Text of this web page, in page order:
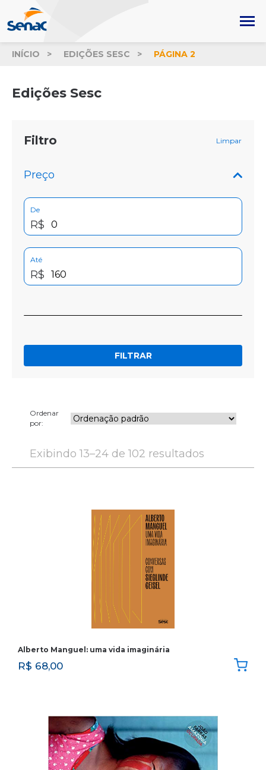
INÍCIO EDIÇÕES SESC PÁGINA 2
Edições Sesc
Filtro Limpar
Preço
De
R$
Até
R$
FILTRAR
Ordenar
por:
Exibindo 13–24 de 102 resultados
Alberto Manguel: uma vida imaginária
R$ 68,00